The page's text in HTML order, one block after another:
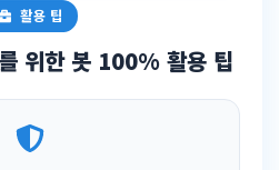
활용 팁
위한 봇 100% 활용 팁